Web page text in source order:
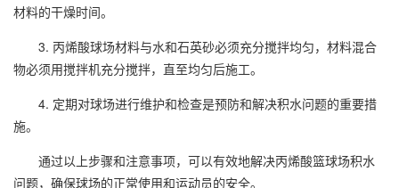
材料的干燥时间。
3. 丙烯酸球场材料与水和石英砂必须充分搅拌均匀，材料混合
物必须用搅拌机充分搅拌，直至均匀后施工。
4. 定期对球场进行维护和检查是预防和解决积水问题的重要措
施。
通过以上步骤和注意事项，可以有效地解决丙烯酸篮球场积水
问题，确保球场的正常使用和运动员的安全。